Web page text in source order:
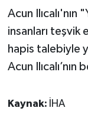
Acun Ilıcalı'nın
insanları teşvik
hapis talebiyle
Acun
Kaynak: İHA